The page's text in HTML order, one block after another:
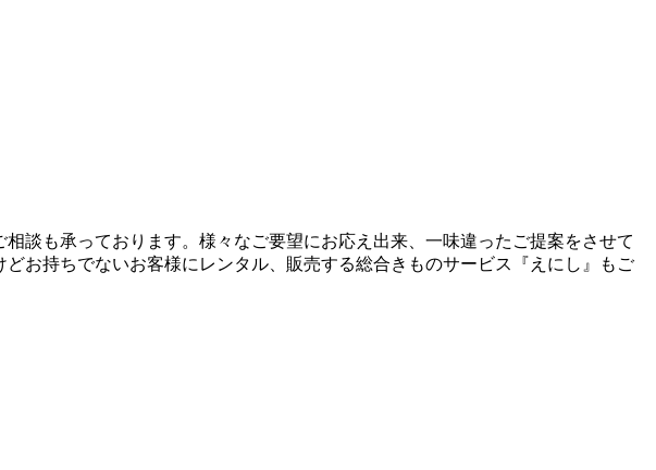
談も承っております。様々なご要望にお応え出来、一味違ったご提案をさせて
お持ちでないお客様にレンタル、販売する総合きものサービス『えにし』もご